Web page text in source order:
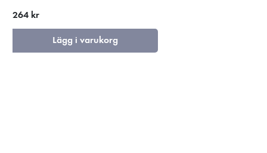
264 kr
Lägg i varukorg